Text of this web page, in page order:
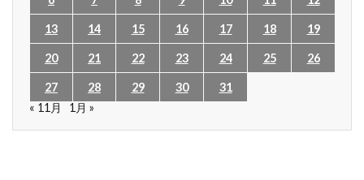
13 14 15 16 17 18 19
20 21 22 23 24 25 26
27 28 29 30
31
« 11月
1月 »